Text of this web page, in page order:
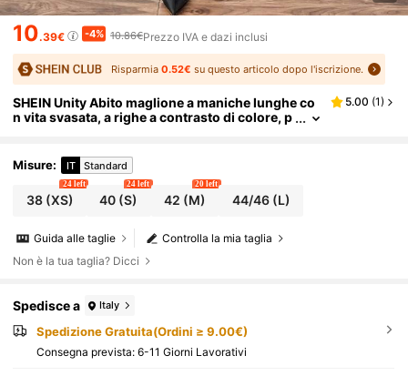
10.39€ -4% 10.86€Prezzo IVA e dazi inclusi
Risparmia0.52€ su questo articolo dopo l'iscrizione.
SHEIN Unity Abito maglione a maniche lunghe co
n vita svasata, a righe a contrasto di colore, p
5.00 (1)
Misure: IT Standard
38(XS)
24 left
40 (S)
24 left
42 (M)
20 left
44/46(L)
Controlla la mia taglia
Guida alle taglie
Non è la tua taglia? Dicci
Spedisce a Italy
Spedizione Gratuita(Ordini ≥ 9.00€)
Consegna prevista: 6-11 Giorni Lavorativi